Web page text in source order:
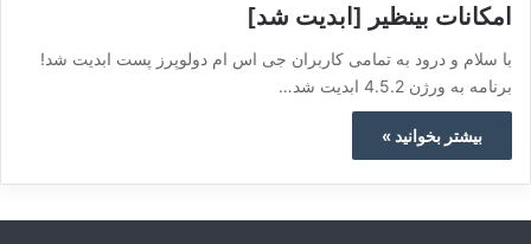
امکانات بینظیر [ابدیت شد]
با سلام و درود به تمامی کاربران جی اس ام دولوپرز پست ابدیت شد!
برنامه به ورژن 4.5.2 ابدیت شد…
بیشتر بخوانید »